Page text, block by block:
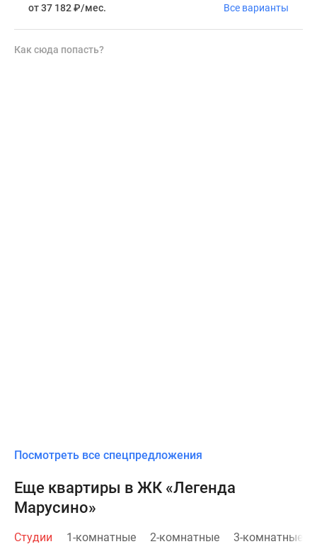
от 37 182₽/мес. Все варианты
Как сюда попасть?
Посмотреть все спецпредложения
Еще квартиры в ЖК «Легенда
Марусино»
Студии 1-комнатные 2-комнатные 3-комнатные